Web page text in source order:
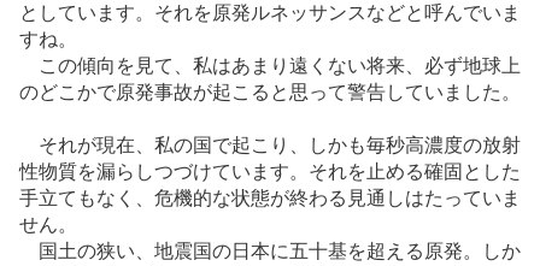
としています。それを原発ルネッサンスなどと呼んでいま
すね。
この傾向を見て、私はあまり遠くない将来、必ず地球上
のどこかで原発事故が起こると思って警告していました。
それが現在、私の国で起こり、しかも毎秒高濃度の放射
性物質を漏らしつづけています。それを止める確固とした
手立てもなく、危機的な状態が終わる見通しはたっていま
せん。
国土の狭い、地震国の日本に五十基を超える原発。しか